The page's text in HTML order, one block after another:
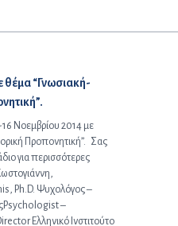
θέμα “Γνωσιακή-
16 Νοεμβρίου 2014 με
Προπονητική”. Σας
για περισσότερες
Ph.D. Ψυχολόγος –
–
Ελληνικό Ινστιτούτο